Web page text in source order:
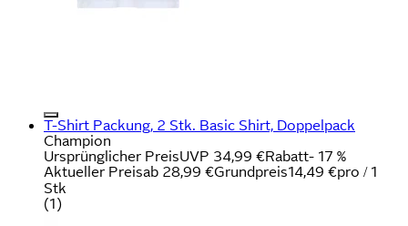
T-Shirt Packung, 2 Stk. Basic Shirt, Doppelpack
Champion
Ursprünglicher PreisUVP 34,99 €Rabatt- 17 %
Aktueller Preisab 28,99 €Grundpreis14,49 €pro / 1
Stk
(1)